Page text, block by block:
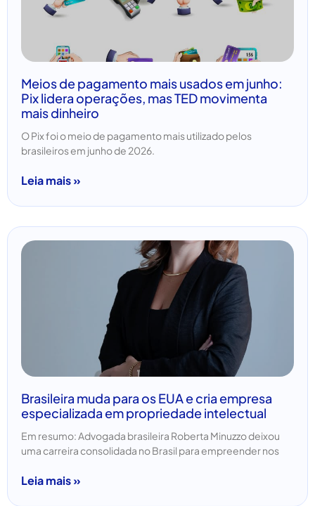
Meios de pagamento mais usados em junho:
Pix lidera operações, mas TED movimenta
mais dinheiro
O Pix foi o meio de pagamento mais utilizado pelos
brasileiros em junho de 2026.
Leia mais »
Brasileira muda para os EUA e cria empresa
especializada em propriedade intelectual
Em resumo: Advogada brasileira Roberta Minuzzo deixou
uma carreira consolidada no Brasil para empreender nos
Leia mais »